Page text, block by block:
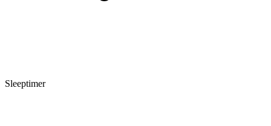
Sleeptimer